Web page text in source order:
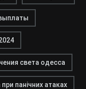
света одесса
панічних атаках